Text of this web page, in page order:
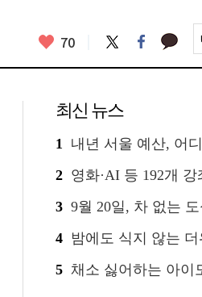
좋
요
70
트
위
페
이
북
카
카
톡
최신 뉴스
1 내년 서울 예산, 어디에 쓰면
2 영화·AI 등 192개 강좌 쏟아진다!
3 9월 20일, 차 없는 도심 걸어요…'서울
4 밤에도 식지 않는 더위, 도시를
5 채소 싫어하는 아이도 즐겁게 냠냠! '찾